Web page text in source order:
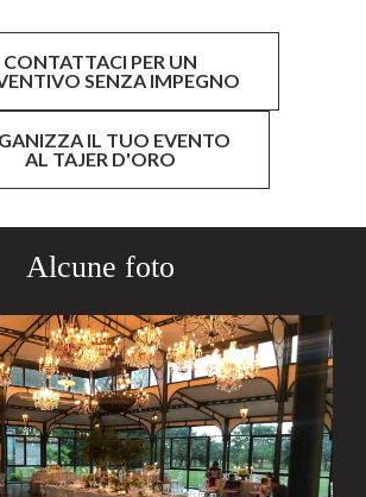
CONTATTACI PER UN
SENZA IMPEGNO
IL TUO EVENTO
AL TAJER D'ORO
Alcune foto